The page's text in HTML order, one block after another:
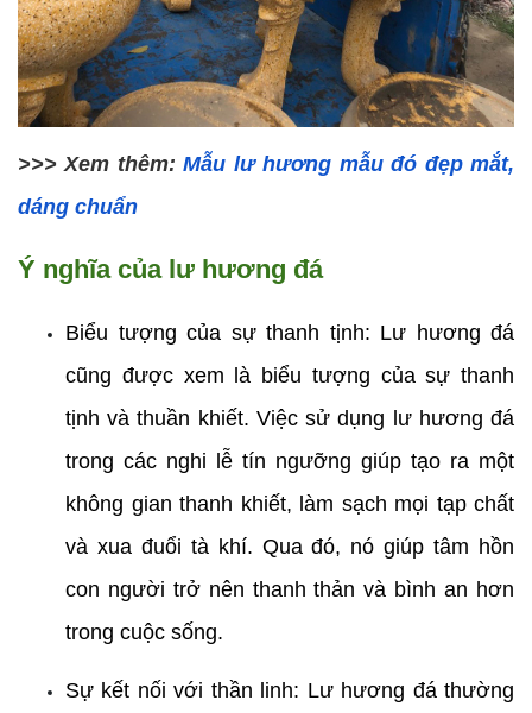
>>> Xem thêm: Mẫu lư hương mẫu đó đẹp mắt,
dáng chuẩn
Ý nghĩa của lư hương đá
Biểu tượng của sự thanh tịnh: Lư hương đá
cũng được xem là biểu tượng của sự thanh
tịnh và thuần khiết. Việc sử dụng lư hương đá
trong các nghi lễ tín ngưỡng giúp tạo ra một
không gian thanh khiết, làm sạch mọi tạp chất
và xua đuổi tà khí. Qua đó, nó giúp tâm hồn
con người trở nên thanh thản và bình an hơn
trong cuộc sống.
Sự kết nối với thần linh: Lư hương đá thường